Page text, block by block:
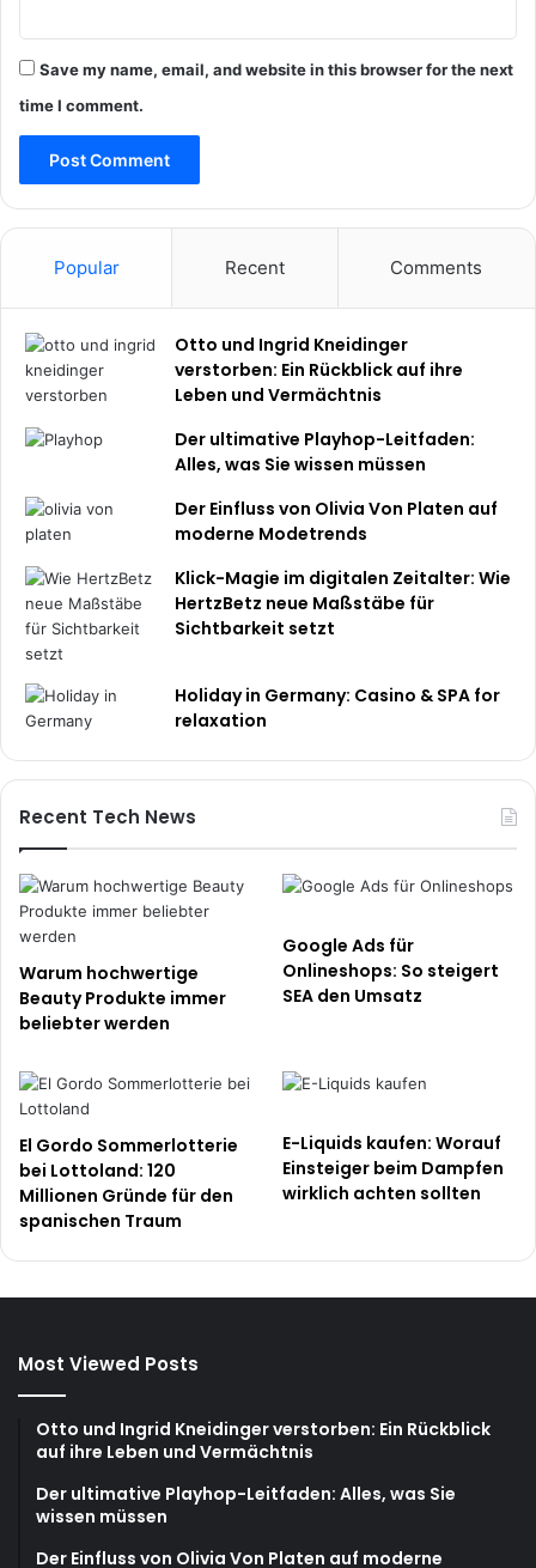
Save my name, email, and website in this browser for the next
time I comment.
Popular Recent Comments
Otto und Ingrid Kneidinger
verstorben: Ein Rückblick auf ihre
Leben und Vermächtnis
Der ultimative Playhop-Leitfaden:
Alles, was Sie wissen müssen
Der Einfluss von Olivia Von Platen auf
moderne Modetrends
Klick-Magie im digitalen Zeitalter: Wie
HertzBetz neue Maßstäbe für
Sichtbarkeit setzt
Holiday in Germany: Casino & SPA for
relaxation
Recent Tech News
Warum hochwertige
Beauty Produkte immer
beliebter werden
Google Ads für
Onlineshops: So steigert
SEA den Umsatz
El Gordo Sommerlotterie
bei Lottoland: 120
Millionen Gründe für den
spanischen Traum
E-Liquids kaufen: Worauf
Einsteiger beim Dampfen
wirklich achten sollten
Most Viewed Posts
Otto und Ingrid Kneidinger verstorben: Ein Rückblick
auf ihre Leben und Vermächtnis
Der ultimative Playhop-Leitfaden: Alles, was Sie
wissen müssen
Der Einfluss von Olivia Von Platen auf moderne